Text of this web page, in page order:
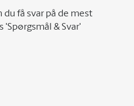
du få svar på de mest
& Svar'